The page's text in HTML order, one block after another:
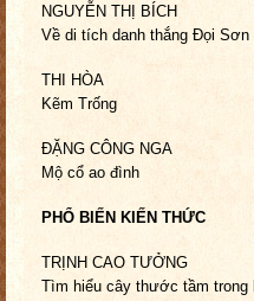
NGUYỄN THỊ BÍCH
Về di tích danh thắng Đọi Sơn
THI HÒA
Kẽm Trống
ĐẶNG CÔNG NGA
Mộ cổ ao đình
PHỔ BIẾN KIẾN THỨC
TRỊNH CAO TƯỞNG
Tìm hiểu cây thước tầm trong